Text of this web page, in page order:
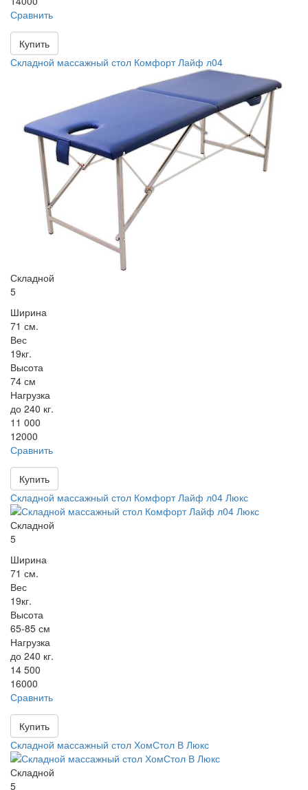
Сравнить
Купить
Складной массажный стол Комфорт Лайф л04
Складной
5
Ширина
71 см.
Вес
19кг.
Высота
74 см
Нагрузка
до 240 кг.
11 000
12000
Сравнить
Купить
Складной массажный стол Комфорт Лайф л04 Люкс
Складной
5
Ширина
71 см.
Вес
19кг.
Высота
65-85 см
Нагрузка
до 240 кг.
14 500
16000
Сравнить
Купить
Складной массажный стол ХомСтол В Люкс
Складной
5